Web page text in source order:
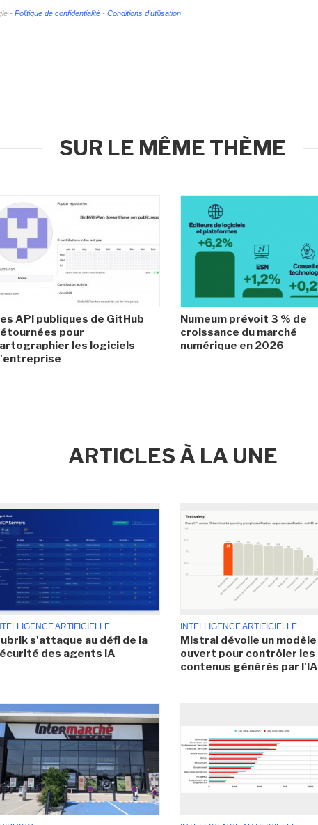
- Politique de confidentialité - Conditions d'utilisation
SUR LE MÊME THÈME
API publiques de GitHub
pour
les logiciels
Numeum prévoit 3 % de
croissance du marché
numérique en 2026
ARTICLES À LA UNE
ARTIFICIELLE
s'attaque au défi de la
des agents IA
INTELLIGENCE ARTIFICIELLE
Mistral dévoile un modèle
ouvert pour contrôler les
contenus générés par l'IA